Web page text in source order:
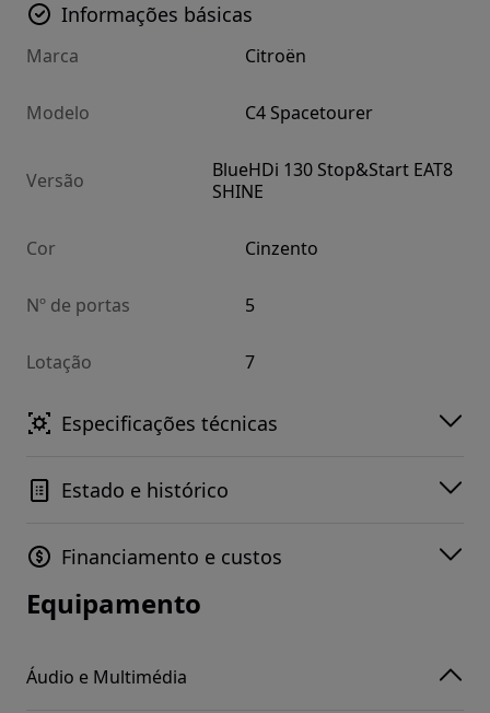
Informações básicas
Marca Citroën
Modelo C4 Spacetourer
Versão
BlueHDi 130 Stop&Start EAT8
SHINE
Cor Cinzento
Nº de portas 5
Lotação 7
Especificações técnicas
Estado e histórico
Financiamento e custos
Equipamento
Áudio e Multimédia